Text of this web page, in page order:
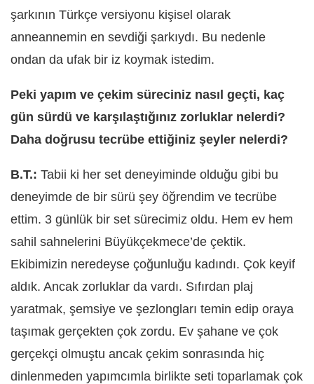
şarkının Türkçe versiyonu kişisel olarak
anneannemin en sevdiği şarkıydı. Bu nedenle
ondan da ufak bir iz koymak istedim.
Peki yapım ve çekim süreciniz nasıl geçti, kaç
gün sürdü ve karşılaştığınız zorluklar nelerdi?
Daha doğrusu tecrübe ettiğiniz şeyler nelerdi?
B.T.: Tabii ki her set deneyiminde olduğu gibi bu
deneyimde de bir sürü şey öğrendim ve tecrübe
ettim. 3 günlük bir set sürecimiz oldu. Hem ev hem
sahil sahnelerini Büyükçekmece’de çektik.
Ekibimizin neredeyse çoğunluğu kadındı. Çok keyif
aldık. Ancak zorluklar da vardı. Sıfırdan plaj
yaratmak, şemsiye ve şezlongları temin edip oraya
taşımak gerçekten çok zordu. Ev şahane ve çok
gerçekçi olmuştu ancak çekim sonrasında hiç
dinlenmeden yapımcımla birlikte seti toparlamak çok